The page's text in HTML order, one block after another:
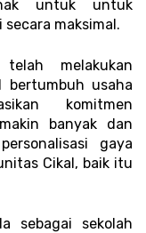
untuk untuk
maksimal.
melakukan
bertumbuh usaha
komitmen
banyak dan
gaya
Cikal, baik itu
sebagai sekolah